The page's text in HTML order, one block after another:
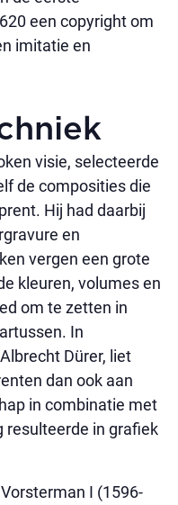
een copyright om
imitatie en
visie, selecteerde
de composities die
Hij had daarbij
en
vergen een grote
kleuren, volumes en
om te zetten in
In
Dürer, liet
dan ook aan
in combinatie met
resulteerde in grafiek
I (1596-